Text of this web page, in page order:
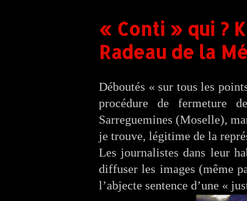
« Conti » qui ?
Radeau de la
Déboutés « sur tous les
procédure de fermeture
Sarreguemines (Moselle),
je trouve, légitime de la
Les journalistes dans leur
diffuser les images (même
l’abjecte sentence d’une «